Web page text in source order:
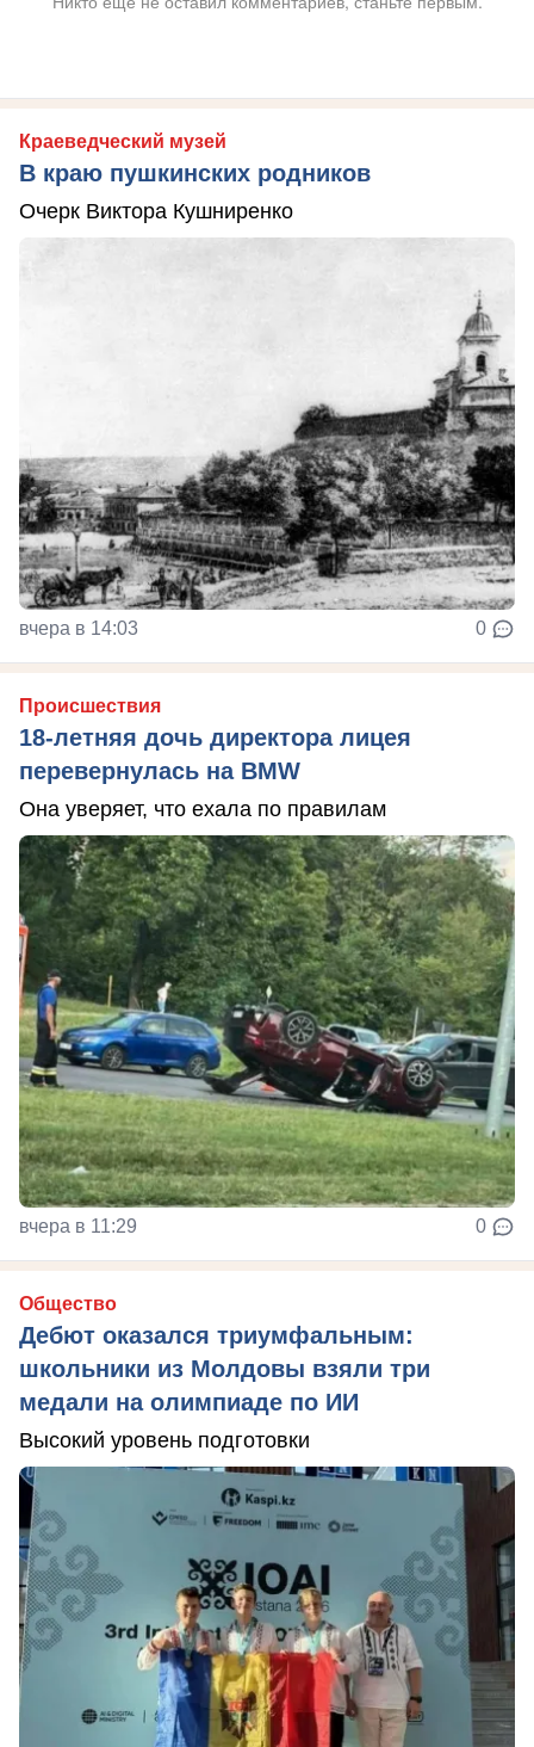
Краеведческий музей
В краю пушкинских родников
Очерк Виктора Кушниренко
вчера в 14:03 0
Происшествия
18-летняя дочь директора лицея
перевернулась на BMW
Она уверяет, что ехала по правилам
вчера в 11:29 0
Общество
Дебют оказался триумфальным:
школьники из Молдовы взяли три
медали на олимпиаде по ИИ
Высокий уровень подготовки